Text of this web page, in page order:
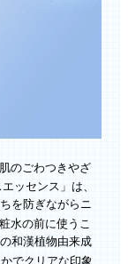
のごわつきやざ
ッセンス」は、
を防ぎながらニ
水の前に使うこ
和漢植物由来成
でクリアな印象